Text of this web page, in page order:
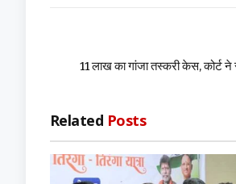
11 लाख का गांजा तस्करी केस, कोर्ट
Related Posts